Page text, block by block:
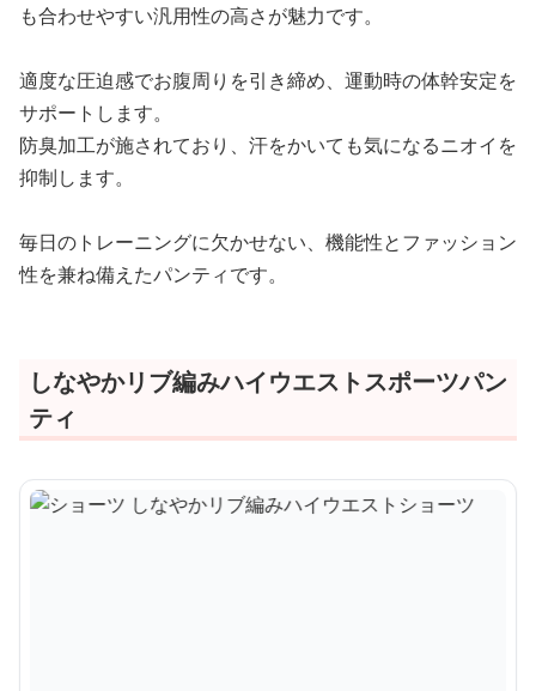
も合わせやすい汎用性の高さが魅力です。
適度な圧迫感でお腹周りを引き締め、運動時の体幹安定を
サポートします。
防臭加工が施されており、汗をかいても気になるニオイを
抑制します。
毎日のトレーニングに欠かせない、機能性とファッション
性を兼ね備えたパンティです。
しなやかリブ編みハイウエストスポーツパン
ティ